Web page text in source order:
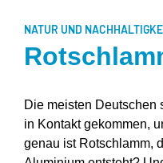
NATUR UND
Die meisten Deutschen
in Kontakt gekommen,
genau ist Rotschlamm,